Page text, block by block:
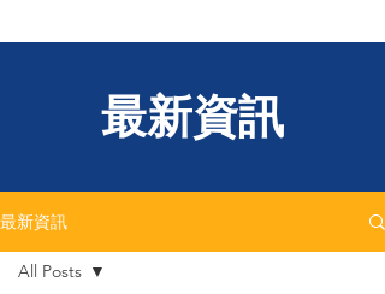
​最新資訊
最新資訊
All Posts